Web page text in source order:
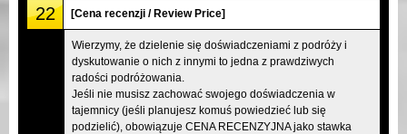
22 [Cena recenzji / Review Price]
Wierzymy, że dzielenie się doświadczeniami z podróży i
dyskutowanie o nich z innymi to jedna z prawdziwych
radości podróżowania.
Jeśli nie musisz zachować swojego doświadczenia w
tajemnicy (jeśli planujesz komuś powiedzieć lub się
podzielić), obowiązuje CENA RECENZYJNA jako stawka